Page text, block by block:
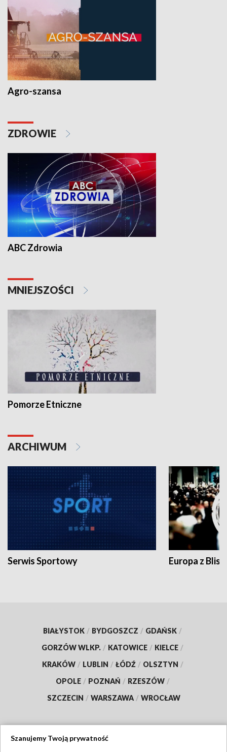
Agro-szansa
ZDROWIE
ABC Zdrowia
MNIEJSZOŚCI
Pomorze Etniczne
ARCHIWUM
Serwis Sportowy Europa z
BIAŁYSTOK / BYDGOSZCZ / GDAŃSK /
GORZÓW WLKP. / KATOWICE / KIELCE /
KRAKÓW / LUBLIN / ŁÓDŹ / OLSZTYN /
OPOLE / POZNAŃ / RZESZÓW /
SZCZECIN / WARSZAWA / WROCŁAW
Szanujemy Twoją prywatność